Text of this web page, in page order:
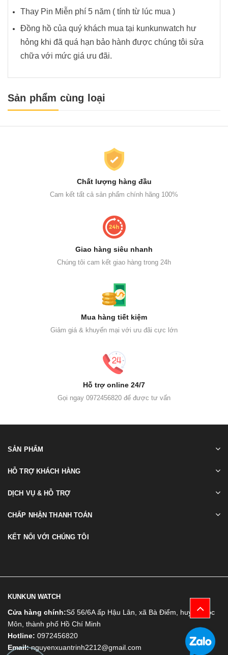
Thay Pin Miễn phí 5 năm ( tính từ lúc mua )
Đồng hồ của quý khách mua tại kunkunwatch hư
hỏng khi đã quá hạn bảo hành được chúng tôi sửa
chữa với mức giá ưu đãi.
Sản phẩm cùng loại
Chất lượng hàng đầu
Cam kết tất cả sản phẩm chính hãng 100%
Giao hàng siêu nhanh
Chúng tôi cam kết giao hàng trong 24h
Mua hàng tiết kiệm
Giảm giá & khuyến mại với ưu đãi cực lớn
Hỗ trợ online 24/7
Gọi ngay 0972456820 để được tư vấn
SẢN PHẨM
HỖ TRỢ KHÁCH HÀNG
DỊCH VỤ & HỖ TRỢ
CHẤP NHẬN THANH TOÁN
KẾT NỐI VỚI CHÚNG TÔI
KUNKUN WATCH
Cửa hàng chính:Số 56/6A ấp Hậu Lân, xã Bà Điểm, huyện Hóc
Môn, thành phố Hồ Chí Minh
Hotline: 0972456820
Email: nguyenxuantrinh2212@gmail.com